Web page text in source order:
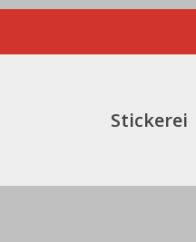
Stickerei